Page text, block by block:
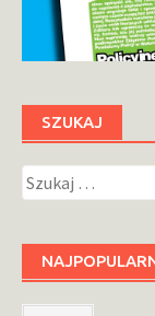
SZUKAJ
Szukaj: